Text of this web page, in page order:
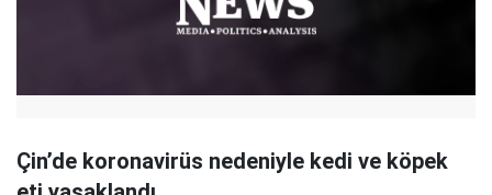
Çin’de koronavirüs nedeniyle kedi ve köpek